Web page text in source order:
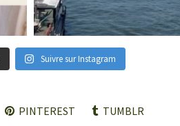
Suivre sur Instagram
PINTEREST TUMBLR